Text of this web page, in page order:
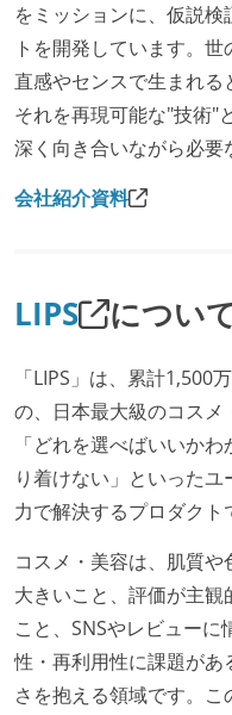
をミッションに、仮説
トを開発しています。
直感やセンスで生まれ
それを再現可能な"技術"
深く向き合いながら必要
会社紹介資料
LIPS につい
「LIPS」は、累計1,500
の、日本最大級のコスメ
「どれを選べばいいか
り着けない」といった
力で解決するプロダクト
コスメ・美容は、肌質
大きいこと、評価が主
こと、SNSやレビュー
性・再利用性に課題が
さを抱える領域です。